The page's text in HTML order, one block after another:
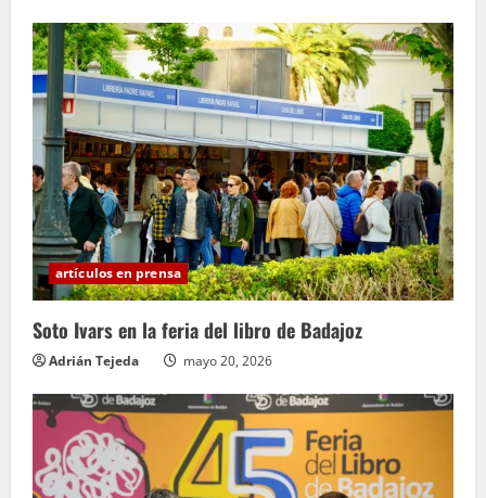
artículos en prensa
Soto Ivars en la feria del libro de Badajoz
Adrián Tejeda mayo 20, 2026